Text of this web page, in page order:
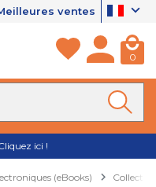
ventes
0
ici !
(eBooks)